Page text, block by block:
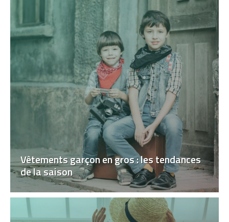
Vêtements garçon en gros : les tendances
de la saison